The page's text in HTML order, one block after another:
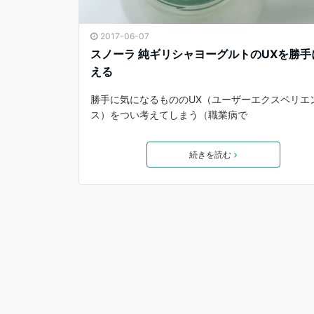
2017-06-07
スノーラ 純ギリシャヨーグルトのUXを勝手
える
勝手に気になるもののUX（ユーザーエクスペリエ
ス）をつい考えてしまう（職業病で
続きを読む